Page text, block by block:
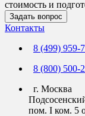
стоимость и
Задать вопрос
Контакты
8 (499) 959-
8 (800) 500-
г. Москва
пом. I ком. 5